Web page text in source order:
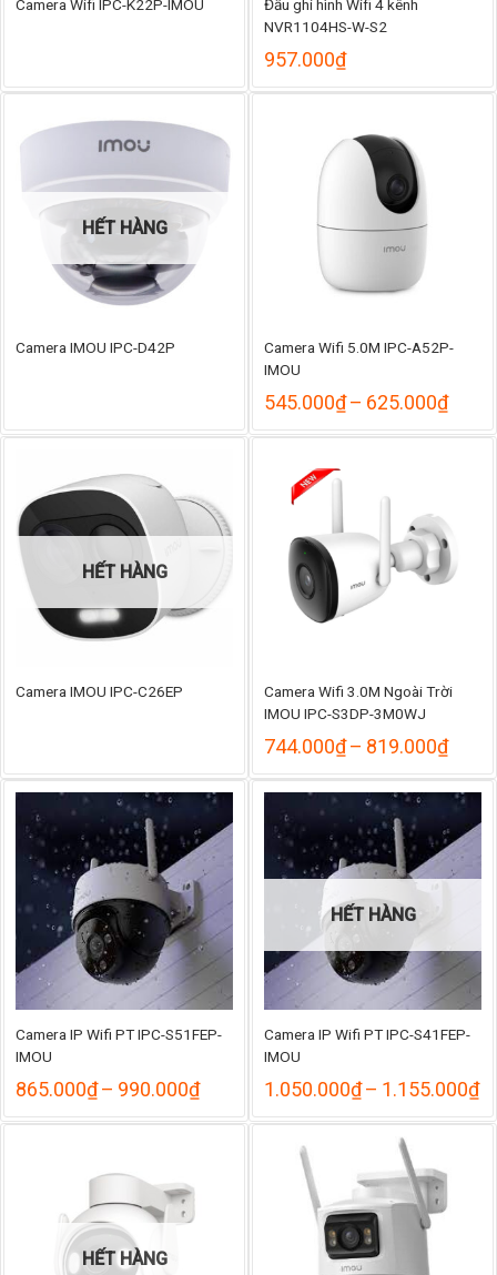
Camera Wifi IPC-K22P-IMOU
Đầu ghi hình Wifi 4 kênh
NVR1104HS-W-S2
957.000₫
HẾT HÀNG
Camera IMOU IPC-D42P
Camera Wifi 5.0M IPC-A52P-
IMOU
545.000₫– 625.000₫
từ
HẾT HÀNG
Camera IMOU IPC-C26EP
Camera Wifi 3.0M Ngoài Trời
IMOU IPC-S3DP-3M0WJ
744.000₫– 819.000₫
từ
đến
Camera IP Wifi PT IPC-S51FEP-
IMOU
865.000₫– 990.000₫Khoảng
từ
HẾT HÀNG
Camera IP Wifi PT IPC-S41FEP-
IMOU
1.050.000₫– 1.155.000₫
từ
HẾT HÀNG